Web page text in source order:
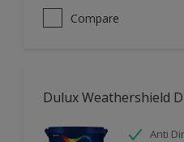
Compare
Dulux Weathershield
Anti